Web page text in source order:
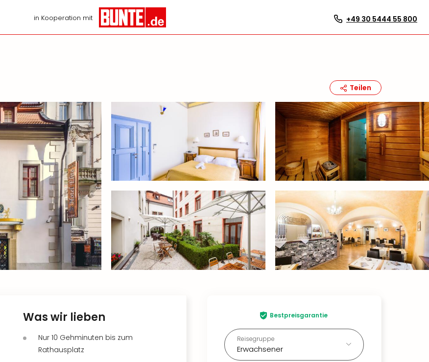
in Kooperation mit +49 30 5444 55 800
Teilen
Bestpreisgarantie
Reisegruppe
Erwachsener
Was wir lieben
Nur 10 Gehminuten bis zum
Rathausplatz